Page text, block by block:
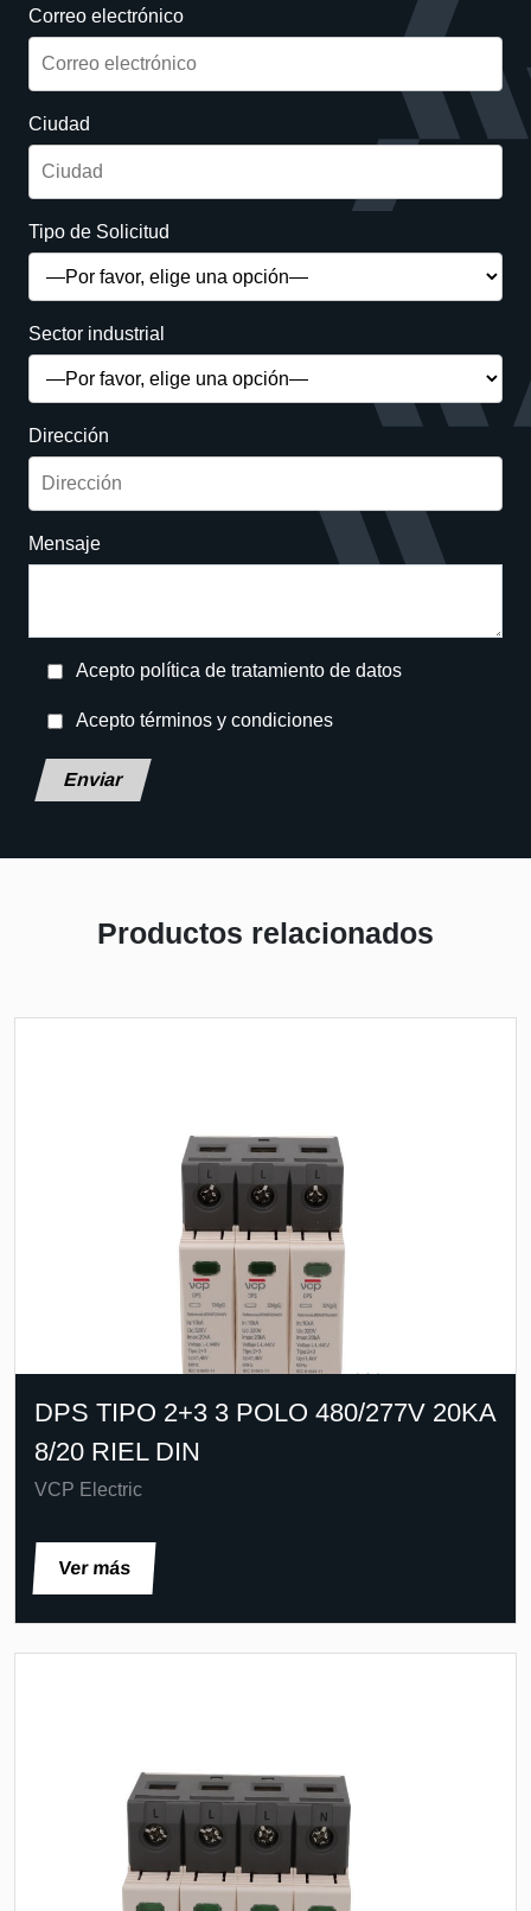
Correo electrónico
Ciudad
Tipo de Solicitud
Sector industrial
Dirección
Mensaje
Acepto política de tratamiento de datos
Acepto términos y condiciones
Deja
este
en
Productos relacionados
DPS TIPO 2+3 3 POLO 480/277V 20KA
8/20 RIEL DIN
VCP Electric
Ver más